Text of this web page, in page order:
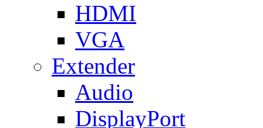
HDMI
VGA
Extender
Audio
DisplayPort